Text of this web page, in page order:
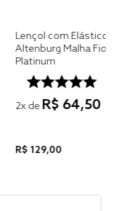
Lençol com Elástico
Altenburg Malha Fio
Platinum
2x de R$ 64,50
R$ 129,00